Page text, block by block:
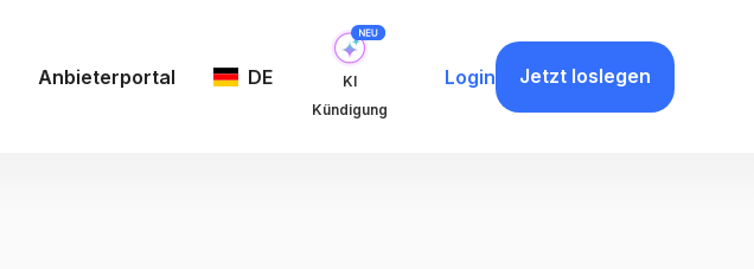
Anbieterportal DE
KI
Kündigung
Login Jetzt loslegen